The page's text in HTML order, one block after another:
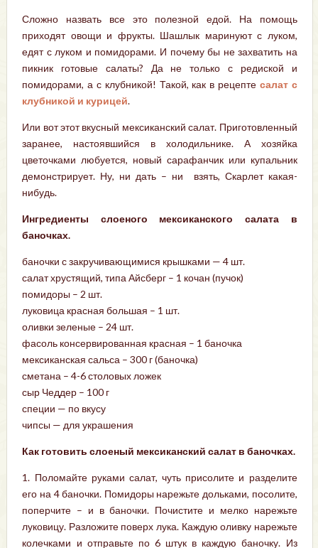
Сложно назвать все это полезной едой. На помощь
приходят овощи и фрукты. Шашлык маринуют с луком,
едят с луком и помидорами. И почему бы не захватить на
пикник готовые салаты? Да не только с редиской и
помидорами, а с клубникой! Такой, как в рецепте салат с
клубникой и курицей.
Или вот этот вкусный мексиканский салат. Приготовленный
заранее, настоявшийся в холодильнике. А хозяйка
цветочками любуется, новый сарафанчик или купальник
демонстрирует. Ну, ни дать – ни взять, Скарлет какая-
нибудь.
Ингредиенты слоеного мексиканского салата в
баночках.
баночки с закручивающимися крышками — 4 шт.
салат хрустящий, типа Айсберг – 1 кочан (пучок)
помидоры – 2 шт.
луковица красная большая – 1 шт.
оливки зеленые – 24 шт.
фасоль консервированная красная – 1 баночка
мексиканская сальса – 300 г (баночка)
сметана – 4-6 столовых ложек
сыр Чеддер – 100 г
специи — по вкусу
чипсы — для украшения
Как готовить слоеный мексиканский салат в баночках.
1. Поломайте руками салат, чуть присолите и разделите
его на 4 баночки. Помидоры нарежьте дольками, посолите,
поперчите – и в баночки. Почистите и мелко нарежьте
луковицу. Разложите поверх лука. Каждую оливку нарежьте
колечками и отправьте по 6 штук в каждую баночку. Из